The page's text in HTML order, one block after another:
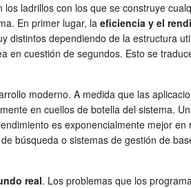
ladrillos con los que se construye
En primer lugar, la eficiencia y el
distintos dependiendo de la estructura
en cuestión de segundos. Esto se
moderno. A medida que las
en cuellos de botella del sistema.
es exponencialmente mejor
búsqueda o sistemas de gestión de
real. Los problemas que los